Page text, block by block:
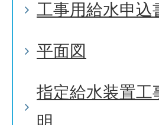
工事用給水申込
平面図
指定給水装置